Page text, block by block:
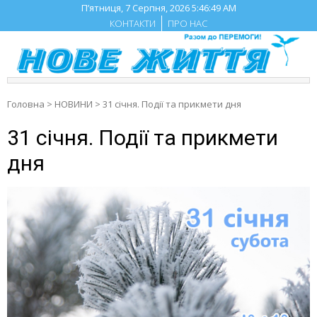
content
П’ятниця, 7 Серпня, 20265:46:50 AM
КОНТАКТИ
ПРО НАС
Головна > НОВИНИ > 31 січня. Події та прикмети дня
31 січня. Події та прикмети
дня